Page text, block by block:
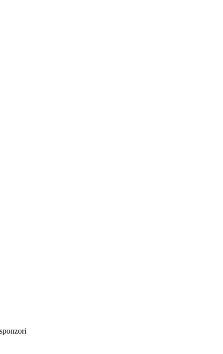
sponzori